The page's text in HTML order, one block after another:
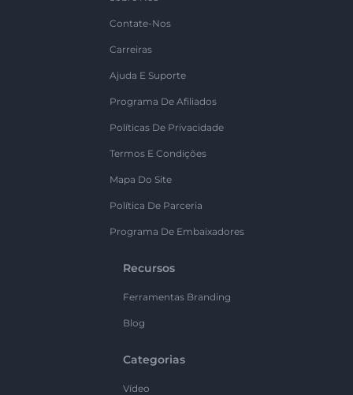
Contate-Nos
Carreiras
Ajuda E Suporte
Programa De Afiliados
Políticas De Privacidade
Termos E Condições
Mapa Do Site
Política De Parceria
Programa De Embaixadores
Recursos
Ferramentas Branding
Blog
Categorias
Vídeo